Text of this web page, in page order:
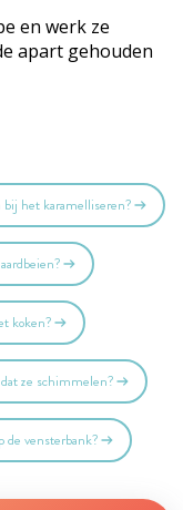
en werk ze
apart gehouden
het karamelliseren?
koken?
ze schimmelen?
de vensterbank?